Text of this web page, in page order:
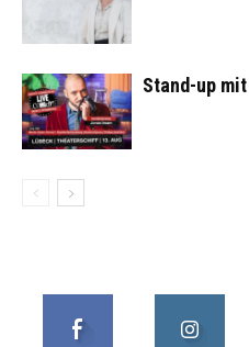
Stand-up